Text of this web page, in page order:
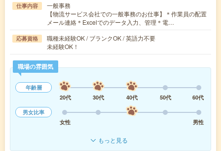
仕事内容
一般事務
【物流サービス会社での一般事務のお仕事】＊作業員の配置
メール連絡＊Excelでのデータ入力、管理＊電…
応募資格
職種未経験OK / ブランクOK / 英語力不要
未経験OK！
職場の雰囲気
年齢層
20代
30代 40代 50代
60代
男女比率
女性
男性
もっと見る